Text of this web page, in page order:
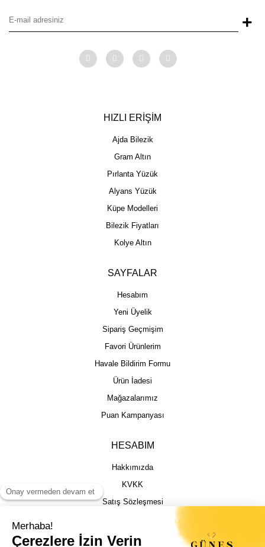
+
HIZLI ERİŞİM
Ajda Bilezik
Gram Altın
Pırlanta Yüzük
Alyans Yüzük
Küpe Modelleri
Bilezik Fiyatları
Kolye Altın
SAYFALAR
Hesabım
Yeni Üyelik
Sipariş Geçmişim
Favori Ürünlerim
Havale Bildirim Formu
Ürün İadesi
Mağazalarımız
Puan Kampanyası
HESABIM
Hakkımızda
KVKK
Satış Sözleşmesi
İptal İade Şartları